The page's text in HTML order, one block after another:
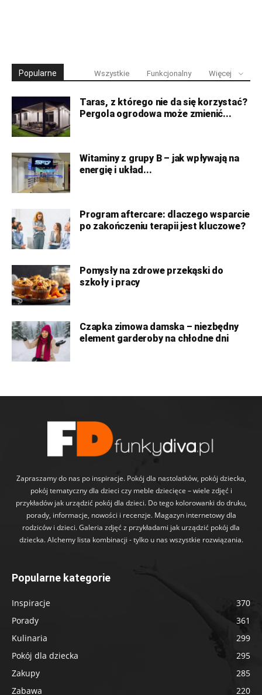
Popularne Wszystkie Funkcjonalny Więcej
Taras, z którego nie da się korzystać?
Pergola ogrodowa może zmienić...
Witaminy z grupy B – jak wpływają na
energię i układ...
Program aftercare: dlaczego wsparcie
po zakończeniu terapii jest kluczowe?
Pomysły na zdrowe przekąski do
szkoły i pracy
Czapka zimowa damska – niezbędny
element garderoby na chłodne dni
Zapraszamy do nas po inspiracje. Pokój dla nastolatków, pokój dziecka,
pokój tematyczny dla dzieci czy meble dziecięce – wiele zdjęć i
przykładów jak urządzić pokój dla dzieci. Do tego kolorowanki do druku,
porady, informacje, nowości i recenzje. Magazyn internetowy dla
rodziców i dzieci. Galeria zdjęć z przykładami jak urządzić pokój dla
dziecka. Alchemy lista kombinacji - tylko u nas wszystkie rozwiązania.
Popularne kategorie
Inspiracje
370
Porady
361
Kulinaria
299
Pokój dla dziecka
295
Zakupy
285
Zabawa
220